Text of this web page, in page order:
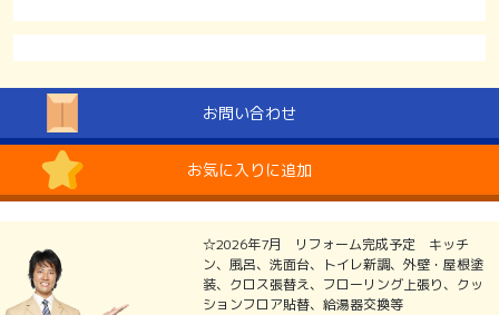
お問い合わせ
お気に入りに追加
☆2026年7月 リフォーム完成予定 キッチ
ン、風呂、洗面台、トイレ新調、外壁・屋根塗
装、クロス張替え、フローリング上張り、クッ
ションフロア貼替、給湯器交換等